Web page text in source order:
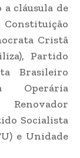
cláusula de
Cristã
Partido
Brasileiro
Operária
Socialista
e Unidade